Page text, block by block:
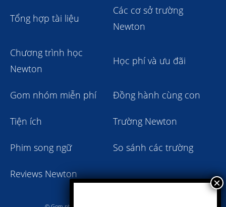
Tổng hợp tài liệu
Các cơ sở trường
Newton
Chương trình học
Newton
Học phí và ưu đãi
Gom nhóm miễn phí Đồng hành cùng con
Tiện ích Trường Newton
Phim song ngữ So sánh các trường
Reviews Newton